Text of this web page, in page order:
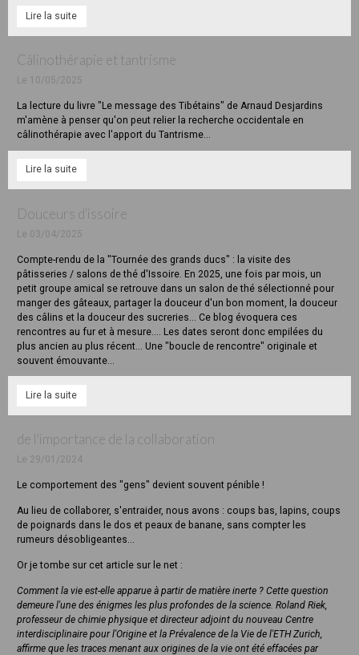
Lire la suite
Câlinothérapie et tantrisme
Le 10/05/2025
La lecture du livre "Le message des Tibétains" de Arnaud Desjardins
m'amène à penser qu'on peut relier la recherche occidentale en
câlinothérapie avec l'apport du Tantrisme...
Lire la suite
Douceurs d'issoire
Le 03/04/2025
Compte-rendu de la "Tournée des grands ducs" : la visite des
pâtisseries / salons de thé d'Issoire. En 2025, une fois par mois, un
petit groupe amical se retrouve dans un salon de thé sélectionné pour
manger des gâteaux, partager la douceur d'un bon moment, la douceur
des câlins et la douceur des sucreries... Ce blog évoquera ces
rencontres au fur et à mesure.... Les dates seront donc empilées du
plus ancien au plus récent... Une "boucle de rencontre" originale et
souvent émouvante...
Lire la suite
de l'importance de la collaboration
Le 29/01/2024
Le comportement des "gens" devient souvent pénible !
Au lieu de collaborer, s'entraider, nous avons : coups bas, lapins, coups
de poignards dans le dos et peaux de banane, sans compter les
rumeurs désobligeantes...
Or je tombe sur cet article sur le net :
Comment la vie est-elle apparue à partir de matière inerte ? Cette question
demeure l'une des énigmes les plus profondes de la science. Roland Riek,
professeur de chimie physique et directeur adjoint du nouveau Centre
interdisciplinaire pour l'Origine et la Prévalence de la Vie de l'ETH Zurich,
affirme que les traces menant aux origines de la vie ont été effacées par